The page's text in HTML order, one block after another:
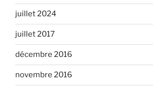
juillet 2024
juillet 2017
décembre 2016
novembre 2016